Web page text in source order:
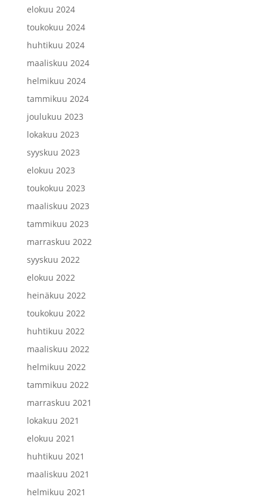
elokuu 2024
toukokuu 2024
huhtikuu 2024
maaliskuu 2024
helmikuu 2024
tammikuu 2024
joulukuu 2023
lokakuu 2023
syyskuu 2023
elokuu 2023
toukokuu 2023
maaliskuu 2023
tammikuu 2023
marraskuu 2022
syyskuu 2022
elokuu 2022
heinäkuu 2022
toukokuu 2022
huhtikuu 2022
maaliskuu 2022
helmikuu 2022
tammikuu 2022
marraskuu 2021
lokakuu 2021
elokuu 2021
huhtikuu 2021
maaliskuu 2021
helmikuu 2021